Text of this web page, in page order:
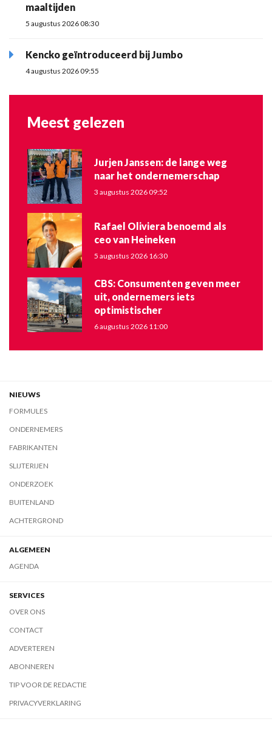
maaltijden
5 augustus 2026 08:30
Kencko geïntroduceerd bij Jumbo
4 augustus 2026 09:55
Meest gelezen
Jurjen Janssen: de lange weg
naar het ondernemerschap
3 augustus 2026 09:52
Rafael Oliviera benoemd als
ceo van Heineken
5 augustus 2026 16:30
CBS: Consumenten geven meer
uit, ondernemers iets
optimistischer
6 augustus 2026 11:00
NIEUWS
FORMULES
ONDERNEMERS
FABRIKANTEN
SLIJTERIJEN
ONDERZOEK
BUITENLAND
ACHTERGROND
ALGEMEEN
AGENDA
SERVICES
OVER ONS
CONTACT
ADVERTEREN
ABONNEREN
TIP VOOR DE REDACTIE
PRIVACYVERKLARING